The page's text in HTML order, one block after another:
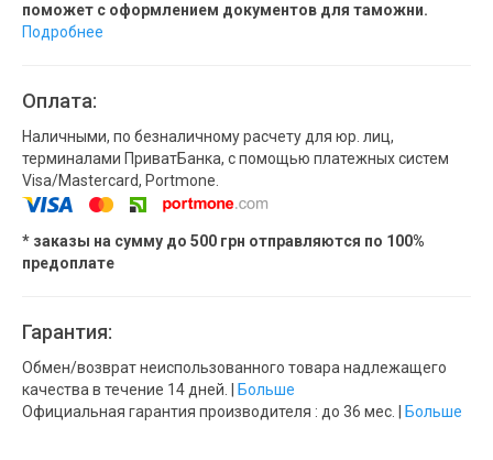
поможет с оформлением документов для таможни.
Подробнее
Оплата:
Наличными, по безналичному расчету для юр. лиц,
терминалами ПриватБанка, с помощью платежных систем
Visa/Mastercard, Portmone.
* заказы на сумму до 500 грн отправляются по 100%
предоплате
Гарантия:
Обмен/возврат неиспользованного товара надлежащего
качества в течение 14 дней. |
Больше
Официальная гарантия производителя : до 36 мес. |
Больше